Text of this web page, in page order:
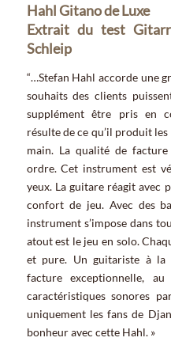
Hahl Gitano de Luxe
Extrait du test
Schleip
“…Stefan Hahl accorde une
souhaits des clients
supplément être pris en
résulte de ce qu’il produit
main. La qualité de
ordre. Cet instrument est
yeux. La guitare réagit avec
confort de jeu. Avec des
instrument s’impose dans
atout est le jeu en solo.
et pure. Un guitariste à la
facture exceptionnelle,
caractéristiques sonores
uniquement les fans de
bonheur avec cette Hahl. »